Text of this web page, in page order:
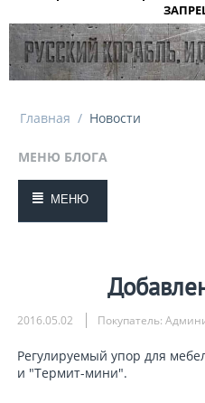
Главная / Новости
МЕНЮ БЛОГА
МЕНЮ
2016.05.02 Покупатель:
Регулируемый упор для
и "Термит-мини".